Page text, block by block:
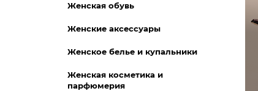
Женская обувь
Женские аксессуары
Женское белье и купальники
Женская косметика и
парфюмерия